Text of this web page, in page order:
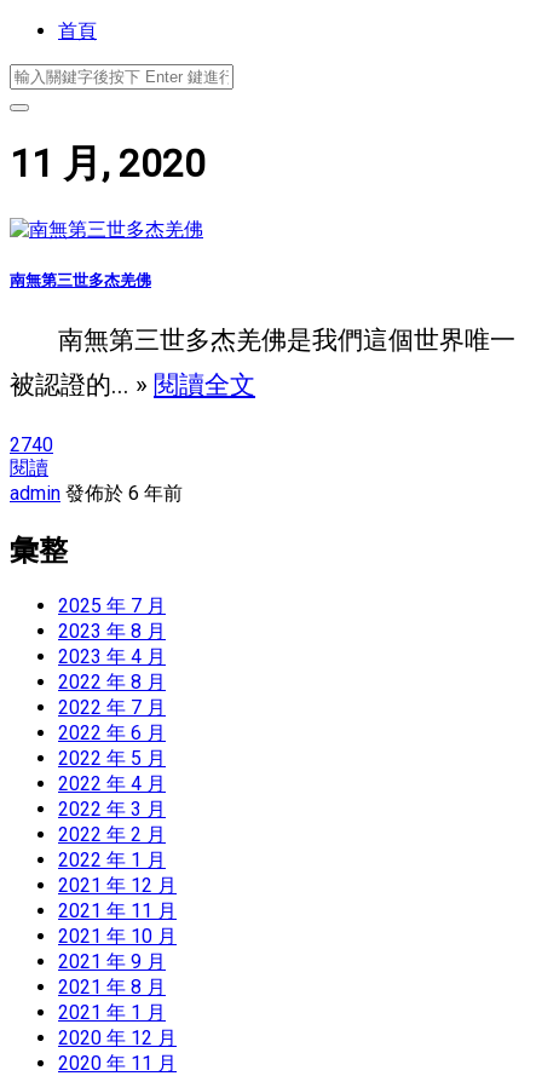
首頁
11 月, 2020
南無第三世多杰羌佛
南無第三世多杰羌佛是我們這個世界唯一
被認證的... » 閱讀全文
2740
閱讀
admin 發佈於 6 年前
彙整
2025 年 7 月
2023 年 8 月
2023 年 4 月
2022 年 8 月
2022 年 7 月
2022 年 6 月
2022 年 5 月
2022 年 4 月
2022 年 3 月
2022 年 2 月
2022 年 1 月
2021 年 12 月
2021 年 11 月
2021 年 10 月
2021 年 9 月
2021 年 8 月
2021 年 1 月
2020 年 12 月
2020 年 11 月